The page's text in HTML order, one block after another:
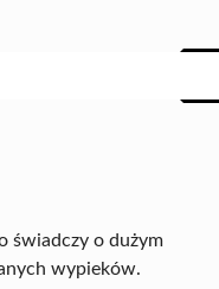
świadczy o dużym
wypieków.